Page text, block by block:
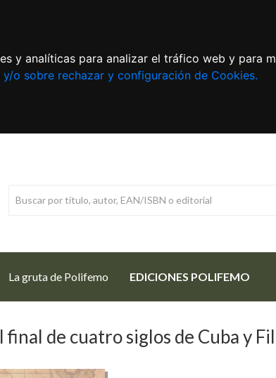
y analíticas para analizar el tráfico web y para
o sobre rechazar y configuración de Cookies.
La gruta de Polifemo EDICIONES POLIFEMO
final de cuatro siglos de Cuba y